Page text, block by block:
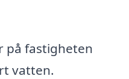
på fastigheten
vatten.